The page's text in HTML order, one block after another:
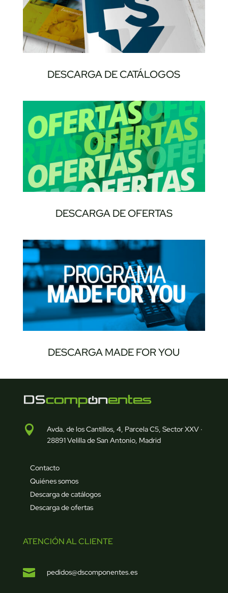
DESCARGA DE CATÁLOGOS
DESCARGA DE OFERTAS
DESCARGA MADE FOR YOU

Avda. de los Cantillos, 4, Parcela C5, Sector XXV ·
28891 Velilla de San Antonio, Madrid
Contacto
Quiénes somos
Descarga de catálogos
Descarga de ofertas
ATENCIÓN AL CLIENTE
 pedidos@dscomponentes.es